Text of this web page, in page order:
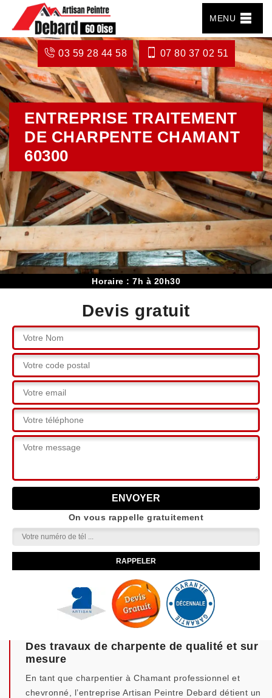
MENU
03 59 28 44 58 07 80 37 02 51
ENTREPRISE TRAITEMENT
DE CHARPENTE CHAMANT
60300
Horaire : 7h à 20h30
Devis gratuit
On vous rappelle gratuitement
Des travaux de charpente de qualité et sur
mesure
En tant que charpentier à Chamant professionnel et
chevronné, l’entreprise Artisan Peintre Debard détient un